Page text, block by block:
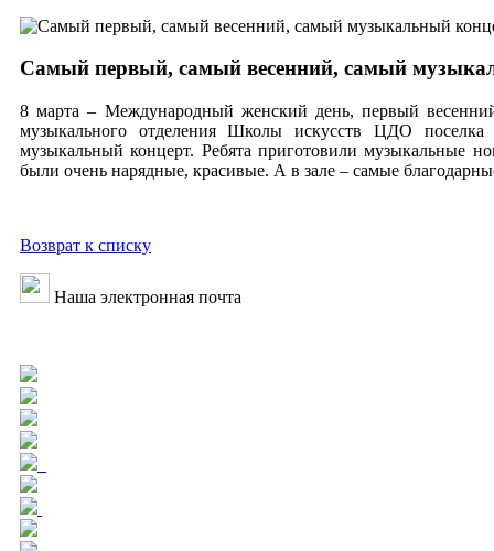
Самый первый, самый весенний, самый
8 марта – Международный женский день, первый
музыкального отделения Школы искусств ЦДО
музыкальный концерт. Ребята приготовили музыкальные
были очень нарядные, красивые. А в зале – самые
Возврат к списку
Наша электронная почта